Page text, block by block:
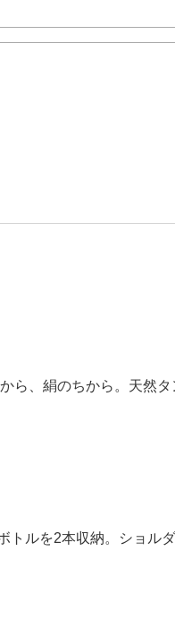
ら、絹のちから。天然
トルを2本収納。ショル